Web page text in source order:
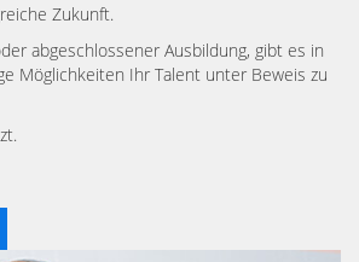
Zukunft.
abgeschlossener Ausbildung, gibt es in
Möglichkeiten Ihr Talent unter Beweis zu